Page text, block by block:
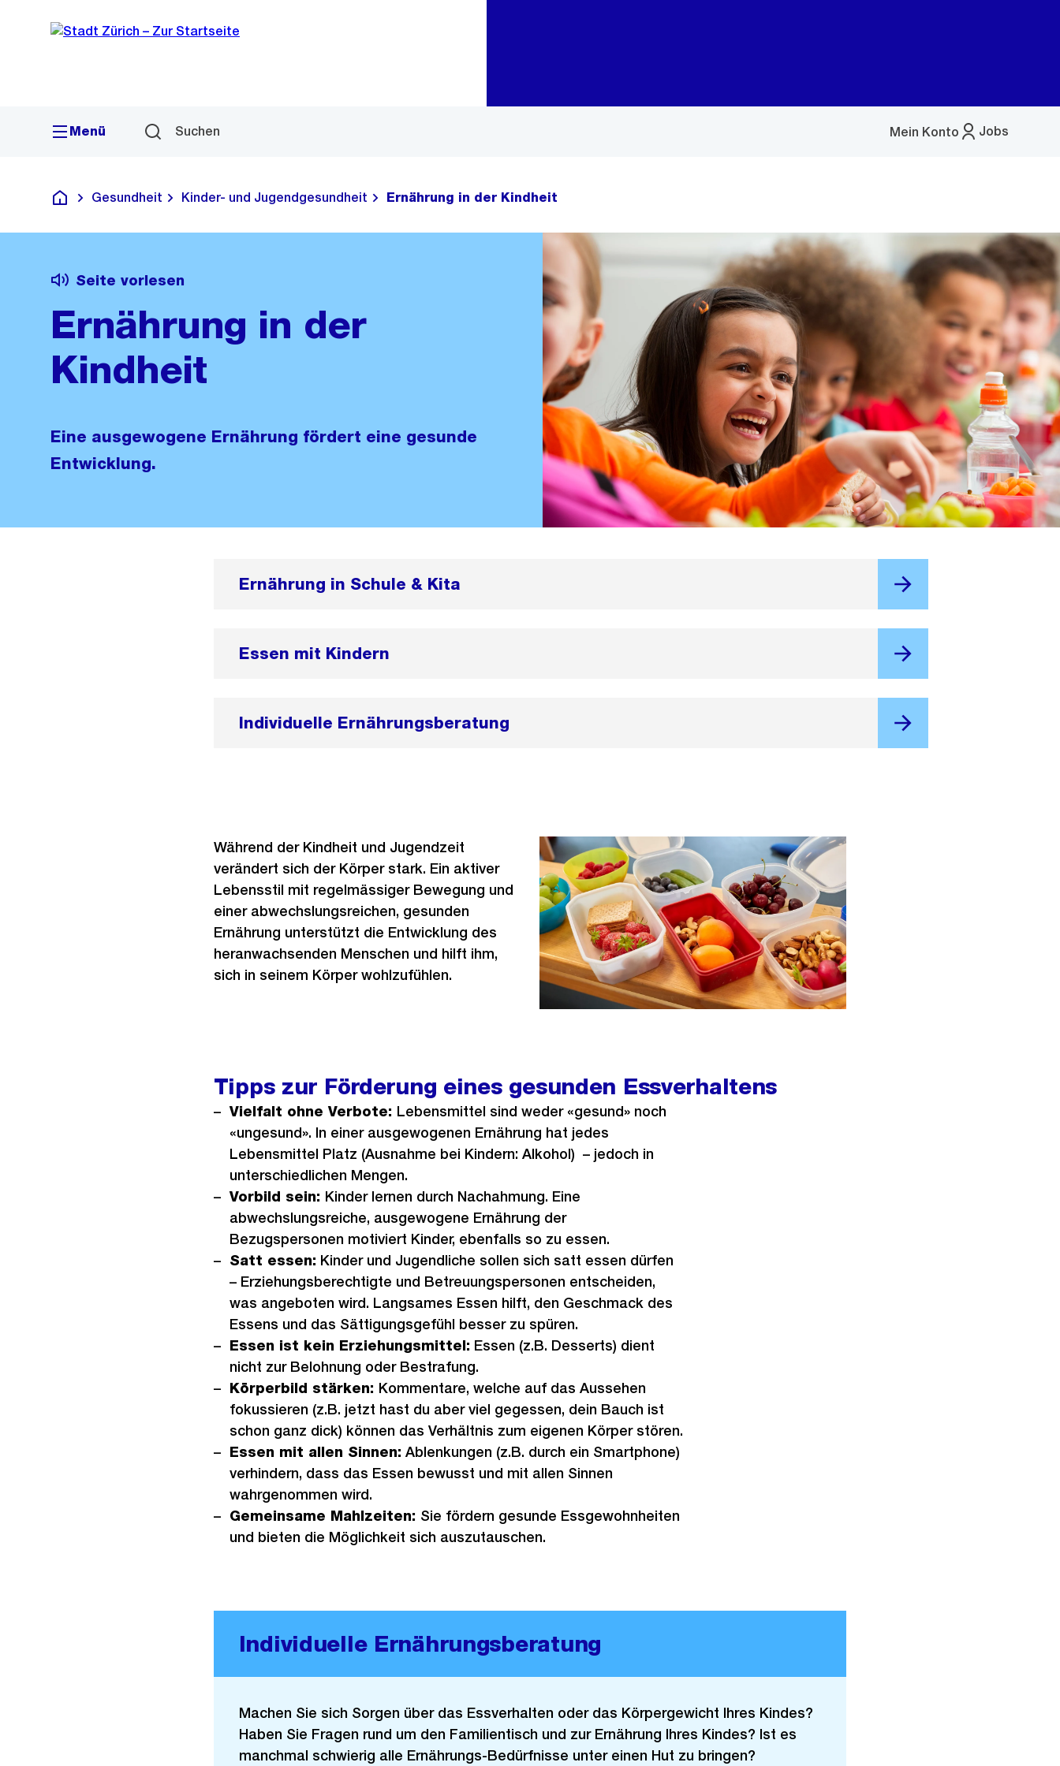
Navigation
Sprunglink
Menü Suchen Jobs
Mein Konto
Menü
Deutsch
Gesundheit Kinder- und Jugendgesundheit Ernährung in der Kindheit
Seite vorlesen
Ernährung in der
Kindheit
Eine ausgewogene Ernährung fördert eine gesunde
Entwicklung.
Ernährung in Schule & Kita
Essen mit Kindern
Individuelle Ernährungsberatung
Während der Kindheit und Jugendzeit
verändert sich der Körper stark. Ein aktiver
Lebensstil mit regelmässiger Bewegung und
einer abwechslungsreichen, gesunden
Ernährung unterstützt die Entwicklung des
heranwachsenden Menschen und hilft ihm,
sich in seinem Körper wohlzufühlen.
Tipps zur Förderung eines gesunden Essverhaltens
Vielfalt ohne Verbote: Lebensmittel sind weder «gesund» noch
«ungesund». In einer ausgewogenen Ernährung hat jedes
Lebensmittel Platz (Ausnahme bei Kindern: Alkohol) – jedoch in
unterschiedlichen Mengen.
Vorbild sein: Kinder lernen durch Nachahmung. Eine
abwechslungsreiche, ausgewogene Ernährung der
Bezugspersonen motiviert Kinder, ebenfalls so zu essen.
Satt essen: Kinder und Jugendliche sollen sich satt essen dürfen
– Erziehungsberechtigte und Betreuungspersonen entscheiden,
was angeboten wird. Langsames Essen hilft, den Geschmack des
Essens und das Sättigungsgefühl besser zu spüren.
Essen ist kein Erziehungsmittel: Essen (z.B. Desserts) dient
nicht zur Belohnung oder Bestrafung.
Körperbild stärken: Kommentare, welche auf das Aussehen
fokussieren (z.B. jetzt hast du aber viel gegessen, dein Bauch ist
schon ganz dick) können das Verhältnis zum eigenen Körper stören.
Essen mit allen Sinnen: Ablenkungen (z.B. durch ein Smartphone)
verhindern, dass das Essen bewusst und mit allen Sinnen
wahrgenommen wird.
Gemeinsame Mahlzeiten: Sie fördern gesunde Essgewohnheiten
und bieten die Möglichkeit sich auszutauschen.
Individuelle Ernährungsberatung
Machen Sie sich Sorgen über das Essverhalten oder das Körpergewicht Ihres Kindes?
Haben Sie Fragen rund um den Familientisch und zur Ernährung Ihres Kindes? Ist es
manchmal schwierig alle Ernährungs-Bedürfnisse unter einen Hut zu bringen?